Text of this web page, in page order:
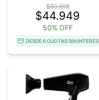
$89.898
$44.949
50% OFF
DESDE 6 CUOTAS SIN INTERÉS